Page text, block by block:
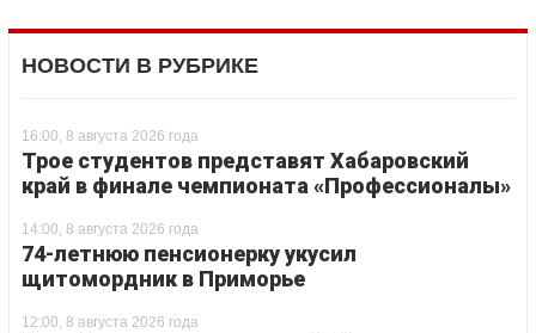
НОВОСТИ В РУБРИКЕ
16:00, 8 августа 2026 года
Трое студентов представят Хабаровский
край в финале чемпионата «Профессионалы»
14:00, 8 августа 2026 года
74-летнюю пенсионерку укусил
щитомордник в Приморье
12:00, 8 августа 2026 года